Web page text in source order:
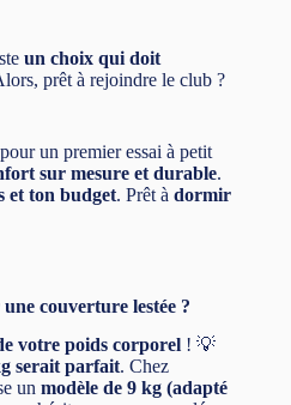
un choix qui doit
prêt à rejoindre le club ?
un premier essai à petit
sur mesure et durable.
et ton budget. Prêt à dormir
couverture lestée ?
votre poids corporel ! 💡
serait parfait. Chez
un modèle de 9 kg (adapté